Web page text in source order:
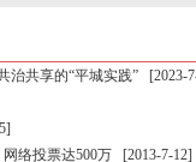
共享的“平城实践” [2023-
络投票达500万 [2013-7-12]